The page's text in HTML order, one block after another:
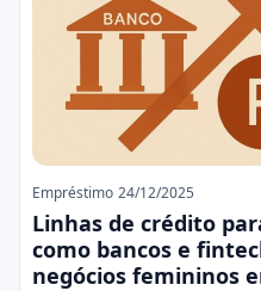
Empréstimo 24/12/2025
Linhas de crédito
como bancos e
negócios femininos